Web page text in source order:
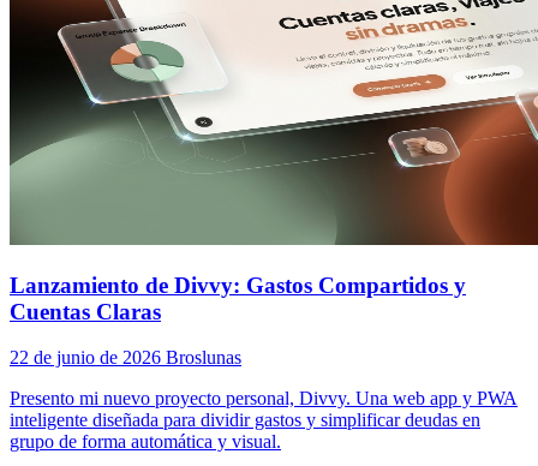
Lanzamiento de Divvy: Gastos Compartidos y
Cuentas Claras
22 de junio de 2026 Broslunas
Presento mi nuevo proyecto personal, Divvy. Una web app y PWA
inteligente diseñada para dividir gastos y simplificar deudas en
grupo de forma automática y visual.